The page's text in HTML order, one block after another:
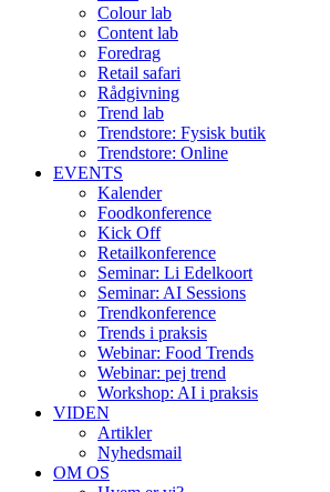
Colour lab
Content lab
Foredrag
Retail safari
Rådgivning
Trend lab
Trendstore: Fysisk butik
Trendstore: Online
EVENTS
Kalender
Foodkonference
Kick Off
Retailkonference
Seminar: Li Edelkoort
Seminar: AI Sessions
Trendkonference
Trends i praksis
Webinar: Food Trends
Webinar: pej trend
Workshop: AI i praksis
VIDEN
Artikler
Nyhedsmail
OM OS